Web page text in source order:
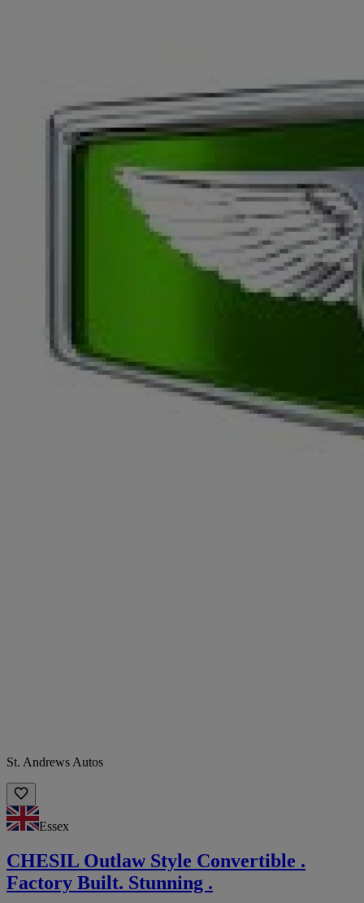
St. Andrews Autos
Essex
CHESIL Outlaw Style Convertible .
Factory Built. Stunning .